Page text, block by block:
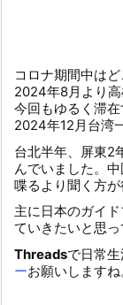
コロナ期間中は
2024年8月より高
今回もゆるく滞在
2024年12月台湾
台北半年、屏東2
んでいました。
喋るより聞く方が
主に日本のガイ
ていきたいと思っ
Threadsで日常
ーお願いしますね